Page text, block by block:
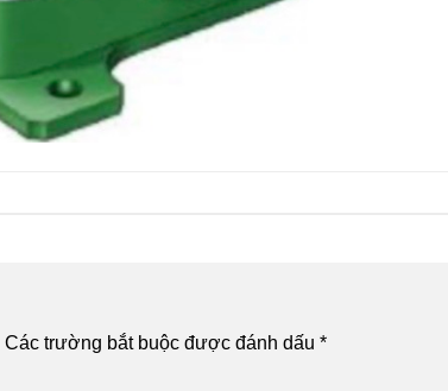
Các trường bắt buộc được đánh dấu *